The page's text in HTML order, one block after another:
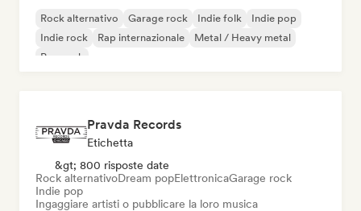
Rock alternativo Garage rock Indie folk
Indie pop
Indie rock
Rap internazionale
Metal / Heavy metal
Pop rock
Pravda Records
Etichetta
&gt; 800 risposte date
Rock alternativoDream popElettronicaGarage rock
Indie pop
Ingaggiare artisti o pubblicare la loro musica